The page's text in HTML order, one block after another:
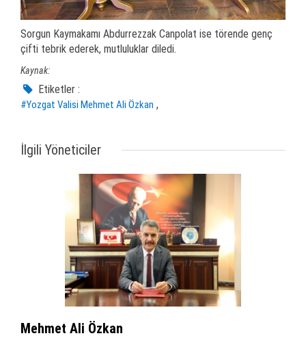
Sorgun Kaymakamı Abdurrezzak Canpolat ise törende genç
çifti tebrik ederek, mutluluklar diledi.
Kaynak:
Etiketler :
#Yozgat Valisi Mehmet Ali Özkan ,
İlgili Yöneticiler
Mehmet Ali Özkan